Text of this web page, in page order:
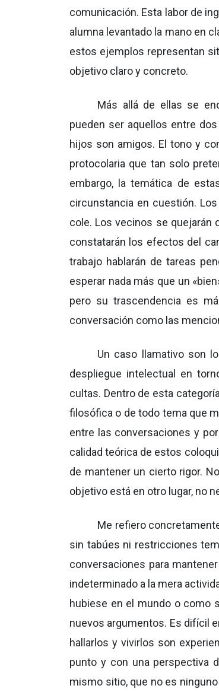
comunicación. Esta labor de
alumna levantado la mano en
estos ejemplos representan
objetivo claro y concreto.
Más allá de ellas se
pueden ser aquellos entre
hijos son amigos. El tono y
protocolaria que tan solo
embargo, la temática de
circunstancia en cuestión.
cole. Los vecinos se quejarán
constatarán los efectos del
trabajo hablarán de tareas
esperar nada más que un
pero su trascendencia es
conversación como las
Un caso llamativo son
despliegue intelectual en
cultas. Dentro de esta
filosófica o de todo tema que
entre las conversaciones y
calidad teórica de estos
de mantener un cierto rigor.
objetivo está en otro lugar, no
Me refiero
sin tabúes ni restricciones
conversaciones para
indeterminado a la mera
hubiese en el mundo o como
nuevos argumentos. Es difícil
hallarlos y vivirlos son
punto y con una perspectiva
mismo sitio, que no es